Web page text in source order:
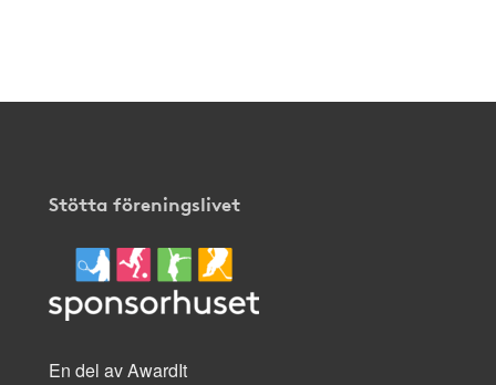
Stötta föreningslivet
En del av AwardIt